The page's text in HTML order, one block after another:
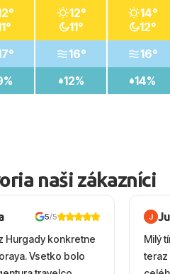
12°
11°
16°
12%
14°
12°
16°
14%
naši zákazníci
5/5
Hurgady konkretne
Vsetko bolo
Milý
teraz